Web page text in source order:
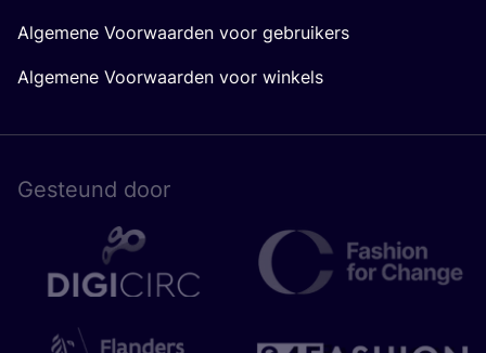
Algemene Voorwaarden voor gebruikers
Algemene Voorwaarden voor winkels
Gesteund door